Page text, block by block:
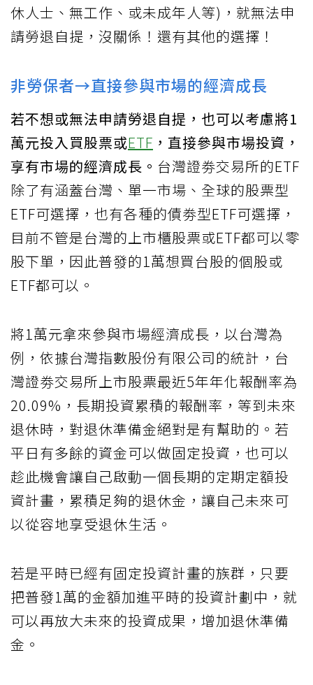
休人士、無工作、或未成年人等)，就無法申
請勞退自提，沒關係！還有其他的選擇！
非勞保者→直接參與市場的經濟成長
若不想或無法申請勞退自提，也可以考慮將1
萬元投入買股票或ETF ，直接參與市場投資，
享有市場的經濟成長。 台灣證劵交易所的ETF
除了有涵蓋台灣、單一市場、全球的股票型
ETF可選擇，也有各種的債劵型ETF可選擇，
目前不管是台灣的上市櫃股票或ETF都可以零
股下單，因此普發的1萬想買台股的個股或
ETF都可以。
將1萬元拿來參與市場經濟成長，以台灣為
例，依據台灣指數股份有限公司的統計，台
灣證劵交易所上市股票最近5年年化報酬率為
20.09%，長期投資累積的報酬率，等到未來
退休時，對退休準備金絕對是有幫助的。若
平日有多餘的資金可以做固定投資，也可以
趁此機會讓自己啟動一個長期的定期定額投
資計畫，累積足夠的退休金，讓自己未來可
以從容地享受退休生活。
若是平時已經有固定投資計畫的族群，只要
把普發1萬的金額加進平時的投資計劃中，就
可以再放大未來的投資成果，增加退休準備
金。